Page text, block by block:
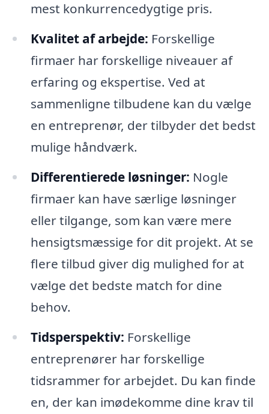
mest konkurrencedygtige pris.
Kvalitet af arbejde: Forskellige
firmaer har forskellige niveauer af
erfaring og ekspertise. Ved at
sammenligne tilbudene kan du vælge
en entreprenør, der tilbyder det bedst
mulige håndværk.
Differentierede løsninger: Nogle
firmaer kan have særlige løsninger
eller tilgange, som kan være mere
hensigtsmæssige for dit projekt. At se
flere tilbud giver dig mulighed for at
vælge det bedste match for dine
behov.
Tidsperspektiv: Forskellige
entreprenører har forskellige
tidsrammer for arbejdet. Du kan finde
en, der kan imødekomme dine krav til